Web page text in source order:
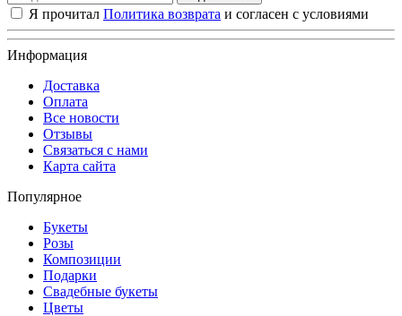
Я прочитал Политика возврата и согласен с условиями
Информация
Доставка
Оплата
Все новости
Отзывы
Связаться с нами
Карта сайта
Популярное
Букеты
Розы
Композиции
Подарки
Свадебные букеты
Цветы